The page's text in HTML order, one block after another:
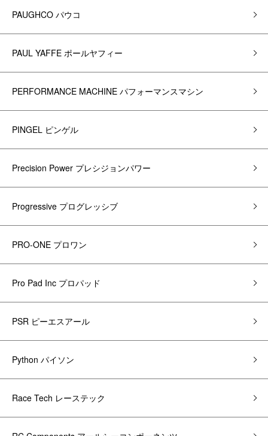
PAUGHCO パウコ
PAUL YAFFE ポールヤフィー
PERFORMANCE MACHINE パフォーマンスマシン
PINGEL ピンゲル
Precision Power プレシジョンパワー
Progressive プログレッシブ
PRO-ONE プロワン
Pro Pad Inc プロパッド
PSR ピーエスアール
Python パイソン
Race Tech レーステック